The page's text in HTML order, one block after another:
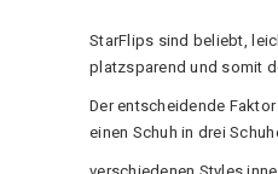
StarFlips sind beliebt,
platzsparend und somit
Der entscheidende
einen Schuh in drei